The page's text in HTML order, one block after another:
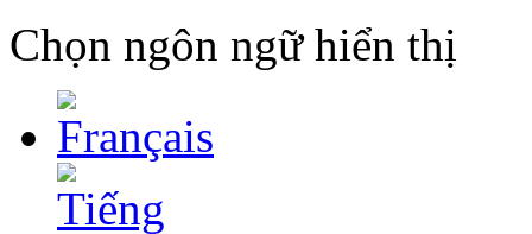
Chọn ngôn ngữ hiển thị